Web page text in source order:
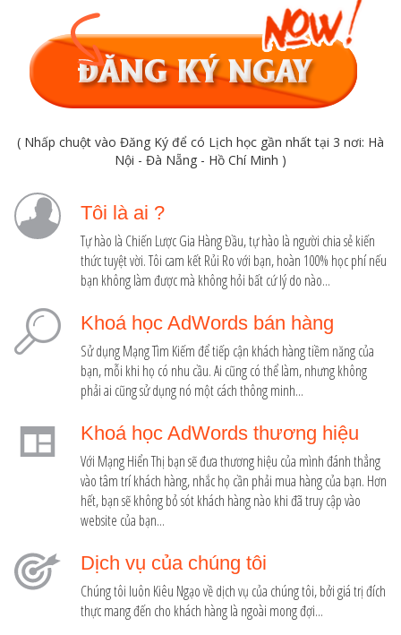
( Nhấp chuột vào Đăng Ký để có Lịch học gần nhất tại 3 nơi: Hà
Nội - Đà Nẵng - Hồ Chí Minh )
Tôi là ai ?
Tự hào là Chiến Lược Gia Hàng Đầu, tự hào là người chia sẻ kiến
thức tuyệt vời. Tôi cam kết Rủi Ro với bạn, hoàn 100% học phí nếu
bạn không làm được mà không hỏi bất cứ lý do nào...
Khoá học AdWords bán hàng
Sử dụng Mạng Tìm Kiếm để tiếp cận khách hàng tiềm năng của
bạn, mỗi khi họ có nhu cầu. Ai cũng có thể làm, nhưng không
phải ai cũng sử dụng nó một cách thông minh...
Khoá học AdWords thương hiệu
Với Mạng Hiển Thị bạn sẽ đưa thương hiệu của mình đánh thẳng
vào tâm trí khách hàng, nhắc họ cần phải mua hàng của bạn. Hơn
hết, bạn sẽ không bỏ sót khách hàng nào khi đã truy cập vào
website của bạn...
Dịch vụ của chúng tôi
Chúng tôi luôn Kiêu Ngạo về dịch vụ của chúng tôi, bởi giá trị đích
thực mang đến cho khách hàng là ngoài mong đợi...